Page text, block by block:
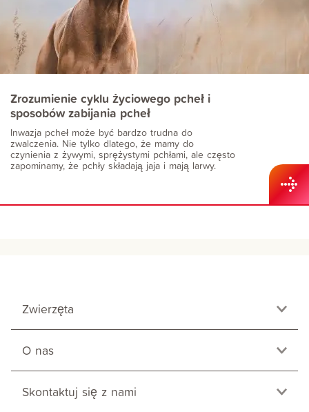
Zrozumienie cyklu życiowego pcheł i
sposobów zabijania pcheł
Inwazja pcheł może być bardzo trudna do
zwalczenia. Nie tylko dlatego, że mamy do
czynienia z żywymi, sprężystymi pchłami, ale często
zapominamy, że pchły składają jaja i mają larwy.
Zwierzęta
O nas
Skontaktuj się z nami